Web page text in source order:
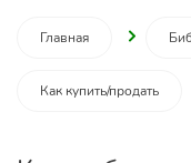
Главная
Как купить/продать